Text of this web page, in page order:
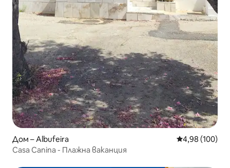
Дом – Albufeira Средна
4,98 (100)
Casa Canina - Плажна ваканция